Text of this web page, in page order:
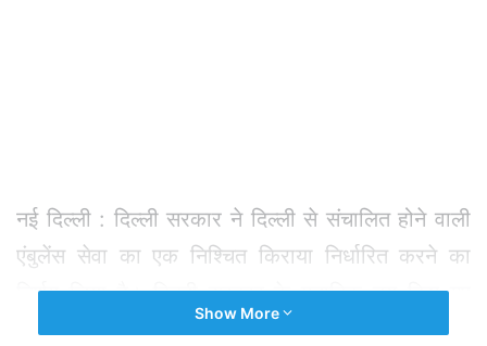
नई दिल्ली : दिल्ली सरकार ने दिल्ली से संचालित होने वाली
एंबुलेंस सेवा का एक निश्चित किराया निर्धारित करने का
निर्णय लिया है। दिल्ली सरकार के मुताबिक तय किए गए
किराए से अधिक रकम वसूलने पर एंबुलेंस चालक और
Show More